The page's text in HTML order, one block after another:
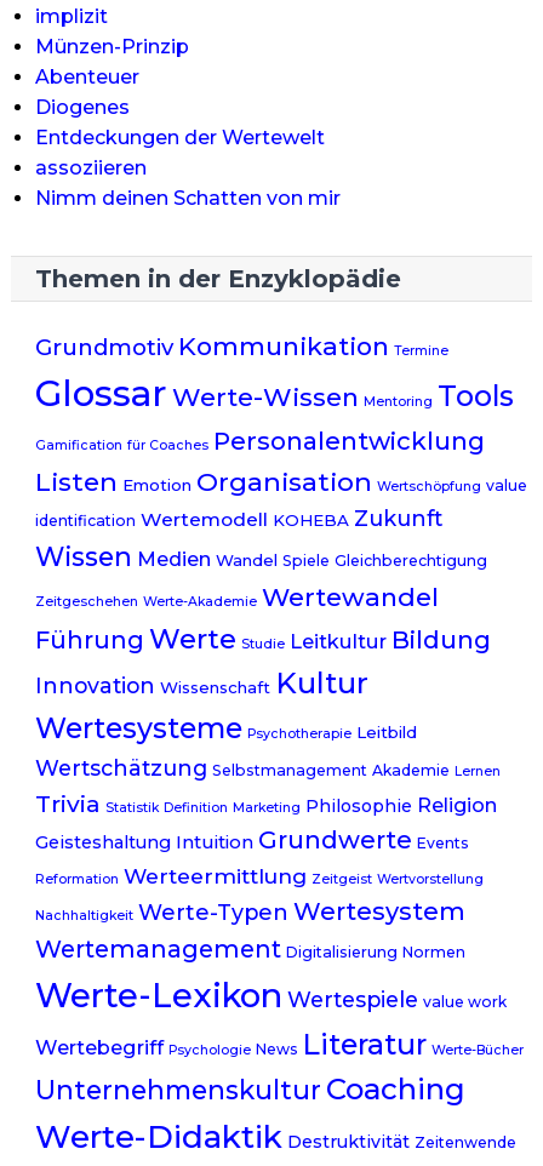
implizit
Münzen-Prinzip
Abenteuer
Diogenes
Entdeckungen der Wertewelt
assoziieren
Nimm deinen Schatten von mir
Themen in der Enzyklopädie
Grundmotiv Kommunikation Termine
Glossar Werte-Wissen Mentoring Tools
Gamification für Coaches Personalentwicklung
Listen Emotion Organisation Wertschöpfung value
identification Wertemodell KOHEBA Zukunft
Wissen Medien Wandel Spiele Gleichberechtigung
Zeitgeschehen Werte-Akademie Wertewandel
Führung Werte Studie Leitkultur Bildung
Innovation Wissenschaft Kultur
Wertesysteme Psychotherapie Leitbild
Wertschätzung Selbstmanagement Akademie Lernen
Trivia Statistik Definition Marketing Philosophie Religion
Geisteshaltung Intuition Grundwerte Events
Reformation Werteermittlung Zeitgeist Wertvorstellung
Nachhaltigkeit Werte-Typen Wertesystem
Wertemanagement Digitalisierung Normen
Werte-Lexikon Wertespiele value work
Wertebegriff Psychologie News Literatur Werte-Bücher
Unternehmenskultur Coaching
Werte-Didaktik Destruktivität Zeitenwende